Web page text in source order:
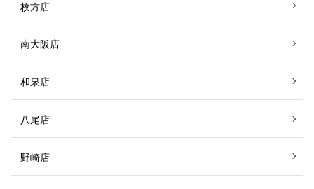
枚方店
南大阪店
和泉店
八尾店
野崎店